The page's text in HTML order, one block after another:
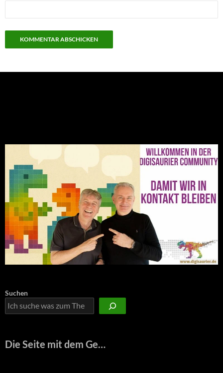
Suchen
Die Seite mit dem Ge…